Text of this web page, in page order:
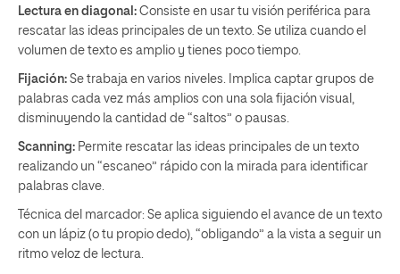
Lectura en diagonal: Consiste en usar tu visión periférica para
rescatar las ideas principales de un texto. Se utiliza cuando el
volumen de texto es amplio y tienes poco tiempo.
Fijación: Se trabaja en varios niveles. Implica captar grupos de
palabras cada vez más amplios con una sola fijación visual,
disminuyendo la cantidad de “saltos” o pausas.
Scanning: Permite rescatar las ideas principales de un texto
realizando un “escaneo” rápido con la mirada para identificar
palabras clave.
Técnica del marcador: Se aplica siguiendo el avance de un texto
con un lápiz (o tu propio dedo), “obligando” a la vista a seguir un
ritmo veloz de lectura.